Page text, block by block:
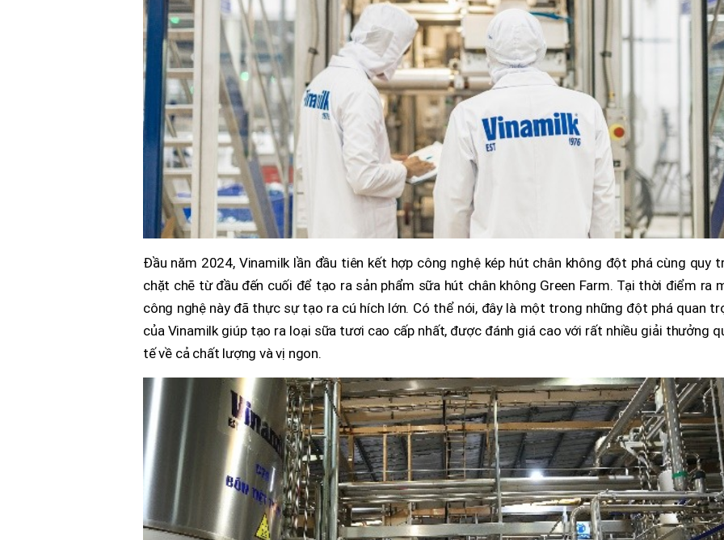
Đầu năm 2024, Vinamilk lần đầu tiên kết hợp công nghệ kép hút chân không đột phá cùng quy
chặt chẽ từ đầu đến cuối để tạo ra sản phẩm sữa hút chân không Green Farm. Tại thời điểm ra
công nghệ này đã thực sự tạo ra cú hích lớn. Có thể nói, đây là một trong những đột phá quan
của Vinamilk giúp tạo ra loại sữa tươi cao cấp nhất, được đánh giá cao với rất nhiều giải thưởng
tế về cả chất lượng và vị ngon.